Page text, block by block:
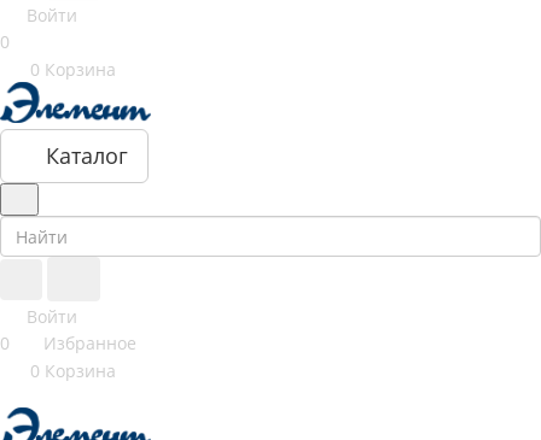
Войти
0
0 Корзина
Каталог
Войти
0
Избранное
0 Корзина